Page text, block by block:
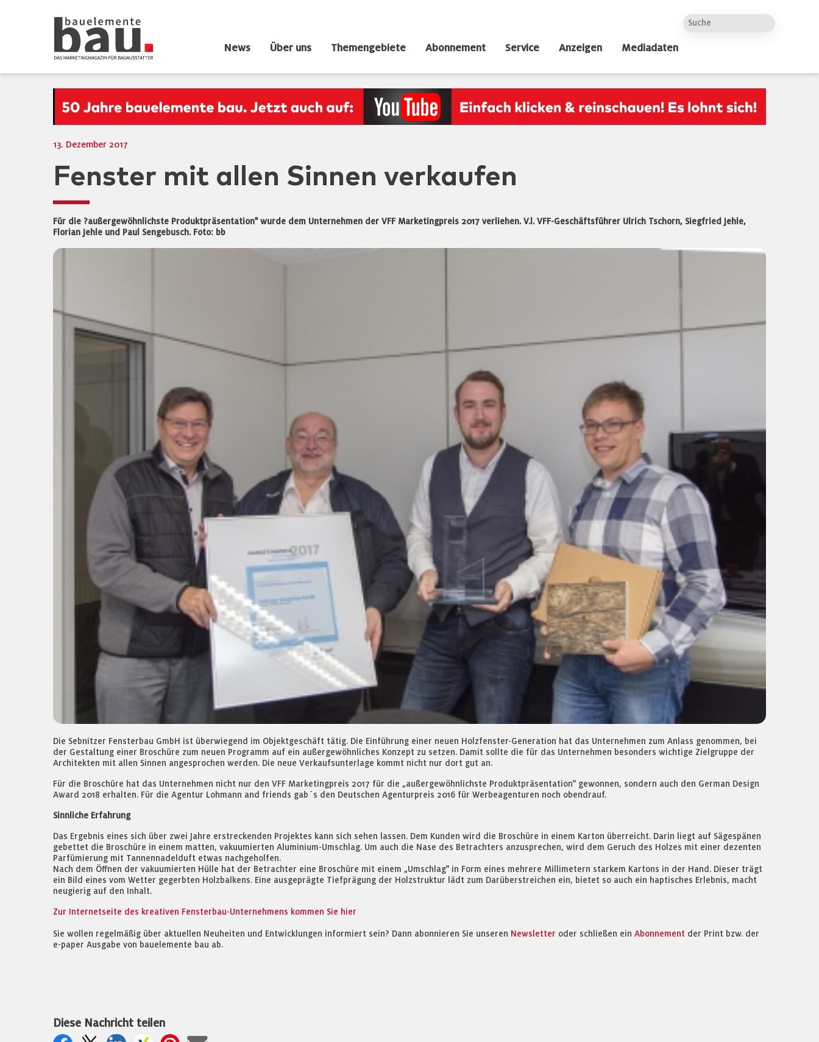
News Über uns Themengebiete Abonnement Service Anzeigen Mediadaten
13. Dezember 2017
Fenster mit allen Sinnen verkaufen
Für die ?außergewöhnlichste Produktpräsentation" wurde dem Unternehmen der VFF Marketingpreis 2017 verliehen. V.l. VFF-Geschäftsführer Ulrich Tschorn, Siegfried Jehle,
Florian Jehle und Paul Sengebusch. Foto: bb
Die Sebnitzer Fensterbau GmbH ist überwiegend im Objektgeschäft tätig. Die Einführung einer neuen Holzfenster-Generation hat das Unternehmen zum Anlass genommen, bei
der Gestaltung einer Broschüre zum neuen Programm auf ein außergewöhnliches Konzept zu setzen. Damit sollte die für das Unternehmen besonders wichtige Zielgruppe der
Architekten mit allen Sinnen angesprochen werden. Die neue Verkaufsunterlage kommt nicht nur dort gut an.
Für die Broschüre hat das Unternehmen nicht nur den VFF Marketingpreis 2017 für die „außergewöhnlichste Produktpräsentation" gewonnen, sondern auch den German Design
Award 2018 erhalten. Für die Agentur Lohmann and friends gab´s den Deutschen Agenturpreis 2016 für Werbeagenturen noch obendrauf.
Sinnliche Erfahrung
Das Ergebnis eines sich über zwei Jahre erstreckenden Projektes kann sich sehen lassen. Dem Kunden wird die Broschüre in einem Karton überreicht. Darin liegt auf Sägespänen
gebettet die Broschüre in einem matten, vakuumierten Aluminium-Umschlag. Um auch die Nase des Betrachters anzusprechen, wird dem Geruch des Holzes mit einer dezenten
Parfümierung mit Tannennadelduft etwas nachgeholfen.
Nach dem Öffnen der vakuumierten Hülle hat der Betrachter eine Broschüre mit einem „Umschlag" in Form eines mehrere Millimetern starkem Kartons in der Hand. Dieser trägt
ein Bild eines vom Wetter gegerbten Holzbalkens. Eine ausgeprägte Tiefprägung der Holzstruktur lädt zum Darüberstreichen ein, bietet so auch ein haptisches Erlebnis, macht
neugierig auf den Inhalt.
Zur Internetseite des kreativen Fensterbau-Unternehmens kommen Sie hier
Sie wollen regelmäßig über aktuellen Neuheiten und Entwicklungen informiert sein? Dann abonnieren Sie unseren Newsletter oder schließen ein Abonnement der Print bzw. der
e-paper Ausgabe von bauelemente bau ab.
Diese Nachricht teilen